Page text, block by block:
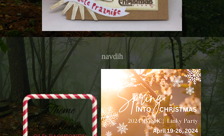
navdih